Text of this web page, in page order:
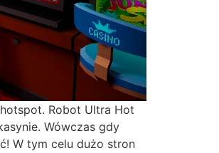
Robot Ultra Hot
Wówczas gdy
W tym celu dużo stron